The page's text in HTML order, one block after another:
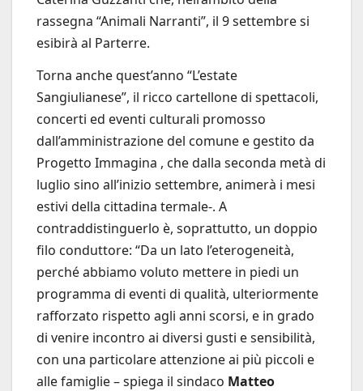
rassegna “Animali Narranti”, il 9 settembre si
esibirà al Parterre.
Torna anche quest’anno “L’estate
Sangiulianese”, il ricco cartellone di spettacoli,
concerti ed eventi culturali promosso
dall’amministrazione del comune e gestito da
Progetto Immagina , che dalla seconda metà di
luglio sino all’inizio settembre, animerà i mesi
estivi della cittadina termale-. A
contraddistinguerlo è, soprattutto, un doppio
filo conduttore: “Da un lato l’eterogeneità,
perché abbiamo voluto mettere in piedi un
programma di eventi di qualità, ulteriormente
rafforzato rispetto agli anni scorsi, e in grado
di venire incontro ai diversi gusti e sensibilità,
con una particolare attenzione ai più piccoli e
alle famiglie – spiega il sindaco Matteo